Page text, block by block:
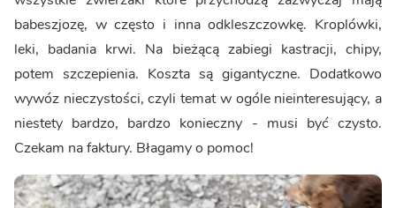
babeszjozę, w często i inna odkleszczowkę. Kroplówki,
leki, badania krwi. Na bieżącą zabiegi kastracji, chipy,
potem szczepienia. Koszta są gigantyczne. Dodatkowo
wywóz nieczystości, czyli temat w ogóle nieinteresujący, a
niestety bardzo, bardzo konieczny - musi być czysto.
Czekam na faktury. Błagamy o pomoc!